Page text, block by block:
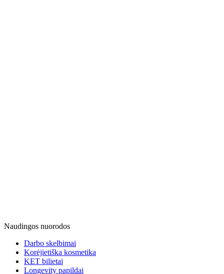
Naudingos nuorodos
Darbo skelbimai
Korėjietiška kosmetika
KET bilietai
Longevity papildai